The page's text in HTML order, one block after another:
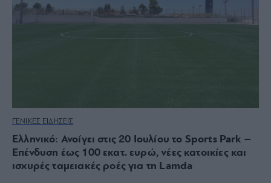
ΓΕΝΙΚΕΣ ΕΙΔΗΣΕΙΣ
Ελληνικό: Ανοίγει στις 20 Ιουλίου το Sports Park –
Επένδυση έως 100 εκατ. ευρώ, νέες κατοικίες και
ισχυρές ταμειακές ροές για τη Lamda